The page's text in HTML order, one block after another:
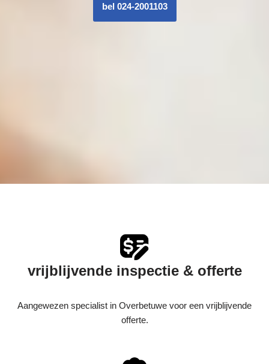
bel 024-2001103
vrijblijvende inspectie & offerte
Aangewezen specialist in Overbetuwe voor een vrijblijvende
offerte.